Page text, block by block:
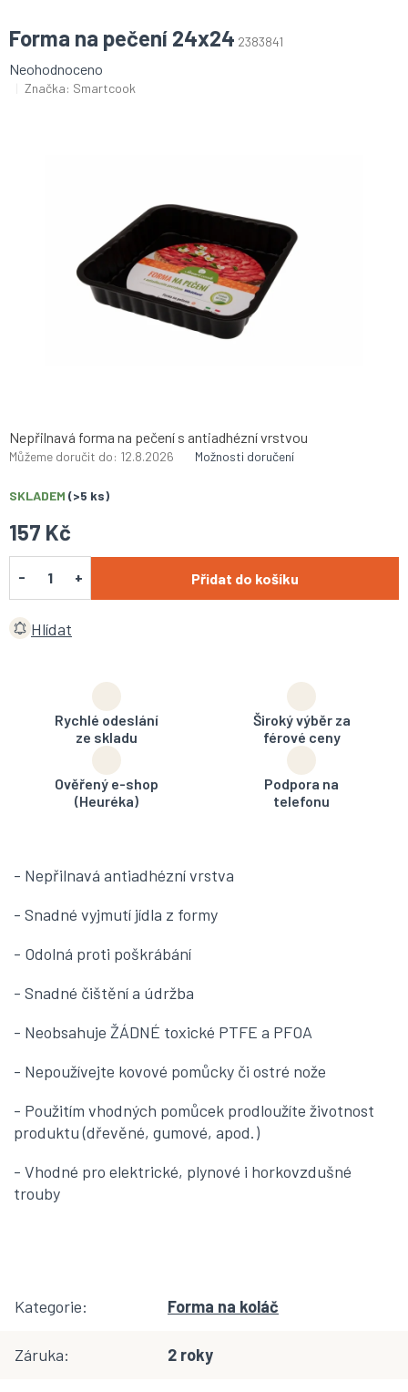
Forma na pečení 24x24 2383841
Průměrné
hodnocení
Neohodnoceno
Značka: Smartcook
157 Kč
SKLADEM (>5 ks)
Můžeme doručit do: 12.8.2026 Možnosti doručení
Přidat do košíku
Nepřilnavá forma na pečení s antiadhézní vrstvou
Hlídat
Rychlé odeslání
ze skladu
Široký výběr za
férové ceny
Ověřený e-shop
(Heuréka)
Podpora na
telefonu
- Nepřilnavá antiadhézní vrstva
- Snadné vyjmutí jídla z formy
- Odolná proti poškrábání
- Snadné čištění a údržba
- Neobsahuje ŽÁDNÉ toxické PTFE a PFOA
- Nepoužívejte kovové pomůcky či ostré nože
- Použitím vhodných pomůcek prodloužíte životnost
produktu (dřevěné, gumové, apod.)
- Vhodné pro elektrické, plynové i horkovzdušné
trouby
Kategorie: Forma na koláč
Záruka: 2 roky